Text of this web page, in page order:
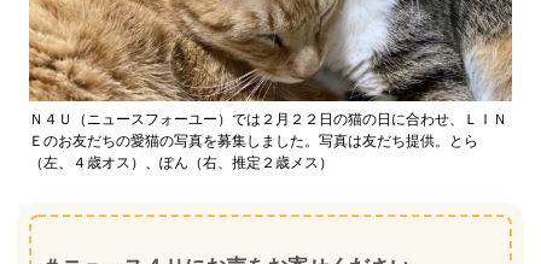
Ｎ４Ｕ（ニュースフォーユー）では２月２２日の猫の日に合わせ、ＬＩＮ
Ｅのお友だちの愛猫の写真を募集しました。写真は友だち提供。とら
（左、４歳オス）、ぽん（右、推定２歳メス）